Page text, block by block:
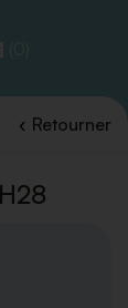
(0)
Retourner